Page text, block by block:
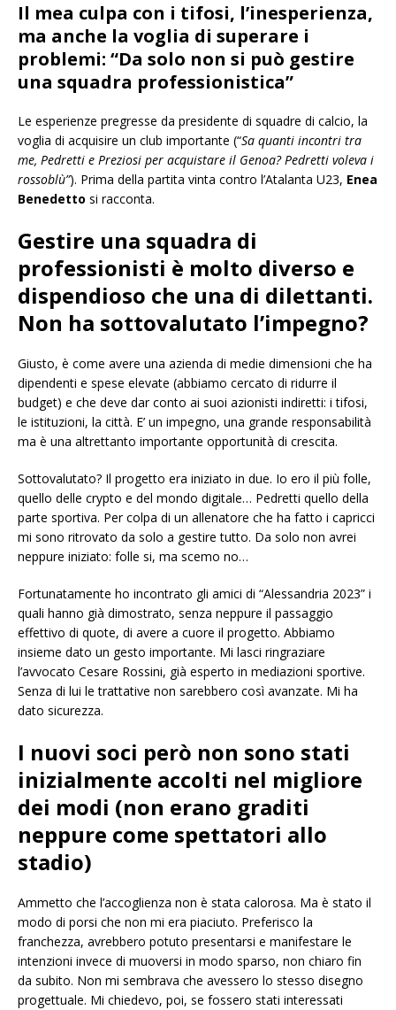
Il mea culpa con i tifosi, l’inesperienza,
ma anche la voglia di superare i
problemi: “Da solo non si può gestire
una squadra professionistica”
Le esperienze pregresse da presidente di squadre di calcio, la
voglia di acquisire un club importante (“Sa quanti incontri tra
me, Pedretti e Preziosi per acquistare il Genoa? Pedretti voleva i
rossoblù”). Prima della partita vinta contro l’Atalanta U23, Enea
Benedetto si racconta.
Gestire una squadra di
professionisti è molto diverso e
dispendioso che una di dilettanti.
Non ha sottovalutato l’impegno?
Giusto, è come avere una azienda di medie dimensioni che ha
dipendenti e spese elevate (abbiamo cercato di ridurre il
budget) e che deve dar conto ai suoi azionisti indiretti: i tifosi,
le istituzioni, la città. E’ un impegno, una grande responsabilità
ma è una altrettanto importante opportunità di crescita.
Sottovalutato? Il progetto era iniziato in due. Io ero il più folle,
quello delle crypto e del mondo digitale… Pedretti quello della
parte sportiva. Per colpa di un allenatore che ha fatto i capricci
mi sono ritrovato da solo a gestire tutto. Da solo non avrei
neppure iniziato: folle si, ma scemo no…
Fortunatamente ho incontrato gli amici di “Alessandria 2023” i
quali hanno già dimostrato, senza neppure il passaggio
effettivo di quote, di avere a cuore il progetto. Abbiamo
insieme dato un gesto importante. Mi lasci ringraziare
l’avvocato Cesare Rossini, già esperto in mediazioni sportive.
Senza di lui le trattative non sarebbero così avanzate. Mi ha
dato sicurezza.
I nuovi soci però non sono stati
inizialmente accolti nel migliore
dei modi (non erano graditi
neppure come spettatori allo
stadio)
Ammetto che l’accoglienza non è stata calorosa. Ma è stato il
modo di porsi che non mi era piaciuto. Preferisco la
franchezza, avrebbero potuto presentarsi e manifestare le
intenzioni invece di muoversi in modo sparso, non chiaro fin
da subito. Non mi sembrava che avessero lo stesso disegno
progettuale. Mi chiedevo, poi, se fossero stati interessati